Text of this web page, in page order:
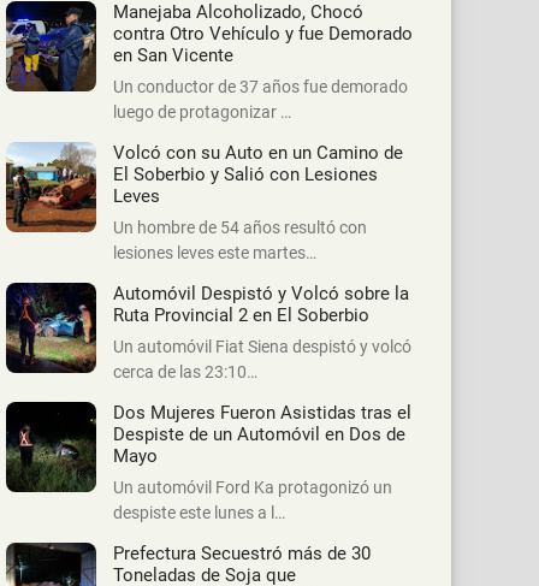
Manejaba Alcoholizado, Chocó
contra Otro Vehículo y fue Demorado
en San Vicente
Un conductor de 37 años fue demorado
luego de protagonizar …
Volcó con su Auto en un Camino de
El Soberbio y Salió con Lesiones
Leves
Un hombre de 54 años resultó con
lesiones leves este martes…
Automóvil Despistó y Volcó sobre la
Ruta Provincial 2 en El Soberbio
Un automóvil Fiat Siena despistó y volcó
cerca de las 23:10…
Dos Mujeres Fueron Asistidas tras el
Despiste de un Automóvil en Dos de
Mayo
Un automóvil Ford Ka protagonizó un
despiste este lunes a l…
Prefectura Secuestró más de 30
Toneladas de Soja que